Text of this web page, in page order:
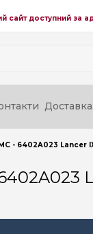
сайт доступний за
- 6402A023 Lancer